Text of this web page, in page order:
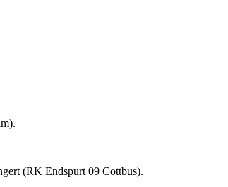
(RK Endspurt 09 Cottbus).